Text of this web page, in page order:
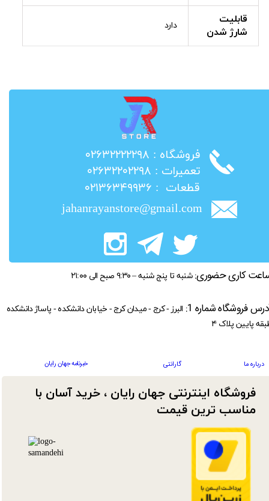
قابلیت
شارژ شدن
دارد
​فروشگاه : ۰۲۶۳۲۲۲۲۲۹۸
​تعمیرات : ۰۲۶۳۲۲۰۲۲۹۸
​قطعات : ۰۲۱۳۶۳۴۹۹۳۶
jahanrayanstore@gmail.com
فروشگاه اینترنتی جهان رایان ، خرید آسان با
مناسب ترین قیمت​​​​​​​
کاری حضوری: شنبه تا پنج شنبه – ۹:۳۰ صبح الی ۲۱:۰۰
درباره ما گارانتی خبرنامه جهان رایان
فروشگاه شماره 1:
البرز - کرج - میدان کرج - خیابان دانشکده - پاساژ دانشکده
پایین پلاک ۴